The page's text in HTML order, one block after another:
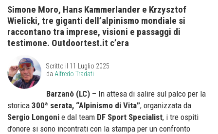
Simone Moro, Hans Kammerlander e Krzysztof
Wielicki, tre giganti dell’alpinismo mondiale si
raccontano tra imprese, visioni e passaggi di
testimone. Outdoortest.it c’era
Scritto il 11 Luglio 2025
da Alfredo Tradati
Barzanò (LC) – In attesa di salire sul palco per la
storica 300ª serata, “Alpinismo di Vita”, organizzata da
Sergio Longoni e dal team DF Sport Specialist, i tre ospiti
d’onore si sono incontrati con la stampa per un confronto